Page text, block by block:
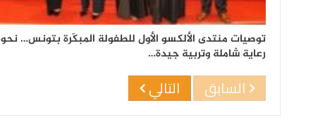
توصيات منتدى الألكسو الأول للطفولة المبكّرة بتونس… نحو
رعاية شاملة وتربية جيدة…
السابق التالي